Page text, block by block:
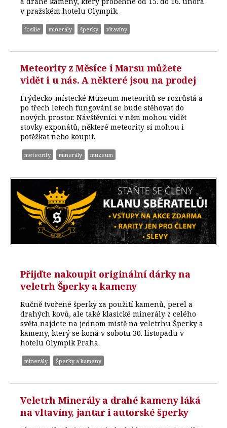
v pražském hotelu Olympik.
fosilie minerály šperky vltavíny
Meteority z Měsíce i Marsu můžete
vidět i u nás. A některé jsou na prodej
Frýdecko-místecké Muzeum meteoritů se rozrůstá a
po třech letech fungování se bude stěhovat do
nových prostor. Návštěvníci v něm mohou vidět
stovky exponátů, některé meteority si mohou i
potěžkat nebo koupit.
meteority minerály muzeum
Přijďte nakoupit originální dárky na
veletrh Šperky a kameny
Ručně tvořené šperky za použití kamenů, perel a
drahých kovů, ale také klasické minerály z celého
světa najdete na jednom místě na veletrhu Šperky a
kameny, který se koná v sobotu 30. listopadu v
hotelu Olympik Praha.
minerály Šperky a kameny
Veletrh Minerály a drahé kameny láká
na vltavíny, jantar i autorské šperky